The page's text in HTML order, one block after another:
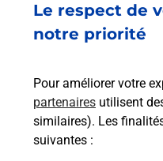
Le respect de
notre priorité
Pour améliorer votre
partenaires utilisent
similaires). Les
suivantes :
La Poste
en ligne
En savoir plus